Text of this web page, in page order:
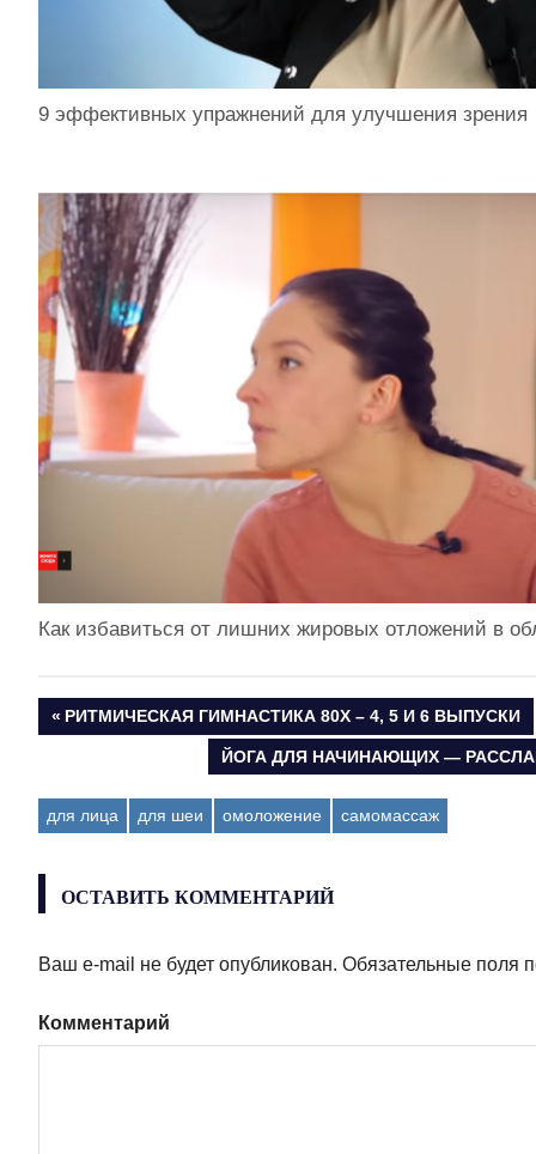
9 эффективных упражнений для улучшения зрения
Как избавиться от лишних жировых отложений в
Навигация
по
записям
ПРЕДЫДУЩАЯ
РИТМИЧЕСКАЯ ГИМНАСТИКА 80Х – 4, 5 И 6 ВЫПУСКИ
СЛЕДУЮЩАЯ
ЙОГА ДЛЯ НАЧИНАЮЩИХ —
для лица для шеи омоложение самомассаж
ОСТАВИТЬ КОММЕНТАРИЙ
Ваш e-mail не будет опубликован. Обязательные поля
Комментарий